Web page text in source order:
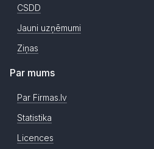
CSDD
Jauni uzņēmumi
Ziņas
Par mums
Par Firmas.lv
Statistika
Licences